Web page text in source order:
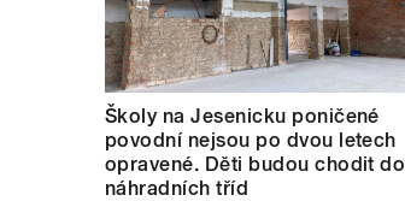
Školy na Jesenicku poničené
povodní nejsou po dvou letech
opravené. Děti budou chodit do
náhradních tříd